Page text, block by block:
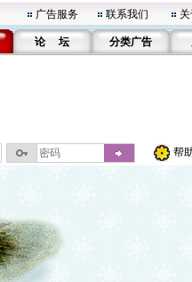
广告服务 联系我们
论 坛 分类广告
帮